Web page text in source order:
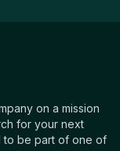
on a mission
for your next
to be part of one of